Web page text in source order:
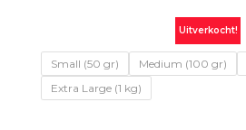
Uitverkocht!
Small (50 gr) Medium (100 gr)
Extra Large (1 kg)